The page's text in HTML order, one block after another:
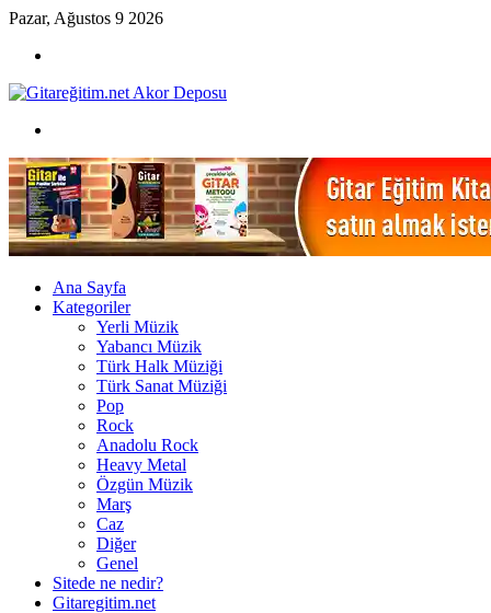
Pazar, Ağustos 9 2026
...
Ana Sayfa
Kategoriler
Yerli Müzik
Yabancı Müzik
Türk Halk Müziği
Türk Sanat Müziği
Pop
Rock
Anadolu Rock
Heavy Metal
Özgün Müzik
Marş
Caz
Diğer
Genel
Sitede ne nedir?
Gitaregitim.net